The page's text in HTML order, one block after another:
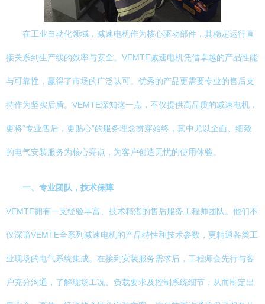
在工业自动化领域，减速电机作为核心驱动部件，其稳定运行直
接关系到生产线的效率与安全。VEMTE减速电机凭借卓越的产品性能
与可靠性，赢得了市场的广泛认可。优秀的产品更需要专业的售后支
持作为坚实后盾。VEMTE深知这一点，不仅提供高品质的减速电机，
更将“专业售后，更贴心”的服务理念贯穿始终，其中尤以全面、细致
的电气安装服务为核心亮点，为客户创造无忧的使用体验。
一、专业团队，技术保障
VEMTE拥有一支经验丰富、技术精湛的售后服务工程师团队。他们不
仅深谙VEMTE全系列减速电机的产品特性和技术参数，更精通各类工
业现场的电气系统集成。在接到安装服务需求后，工程师会先行与客
户充分沟通，了解现场工况、负载要求及控制系统细节，从而制定出